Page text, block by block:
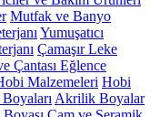
Mutfak ve Banyo
Yumuşatıcı
Çamaşır Leke
Çantası Eğlence
Malzemeleri Hobi
Akrilik Boyalar